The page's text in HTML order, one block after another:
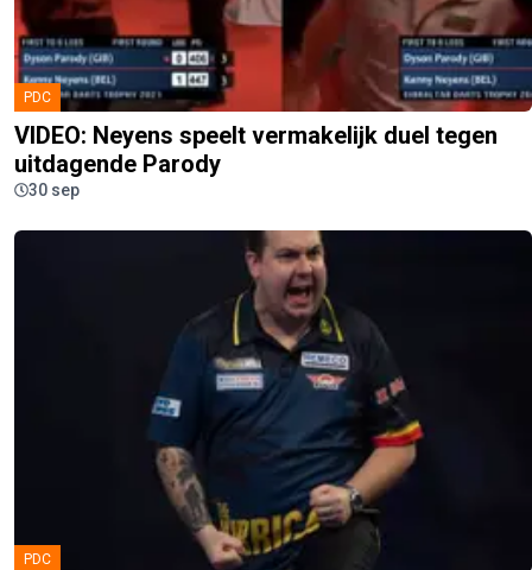
PDC
VIDEO: Neyens speelt vermakelijk duel tegen
uitdagende Parody
30 sep
PDC